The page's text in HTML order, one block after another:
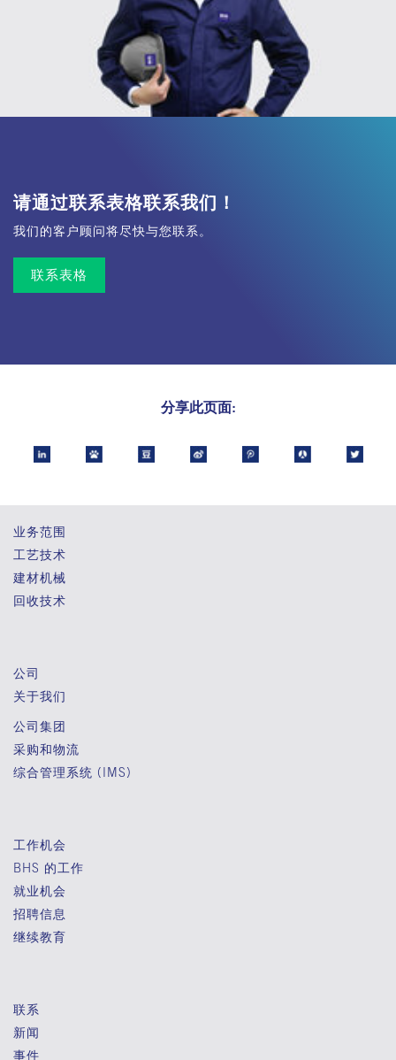
请通过联系表格联系我们！
我们的客户顾问将尽快与您联系。
联系表格
分享此页面:
业务范围
工艺技术
建材机械
回收技术
公司
关于我们
公司集团
采购和物流
综合管理系统 (IMS)
工作机会
BHS 的工作
就业机会
招聘信息
继续教育
联系
新闻
事件